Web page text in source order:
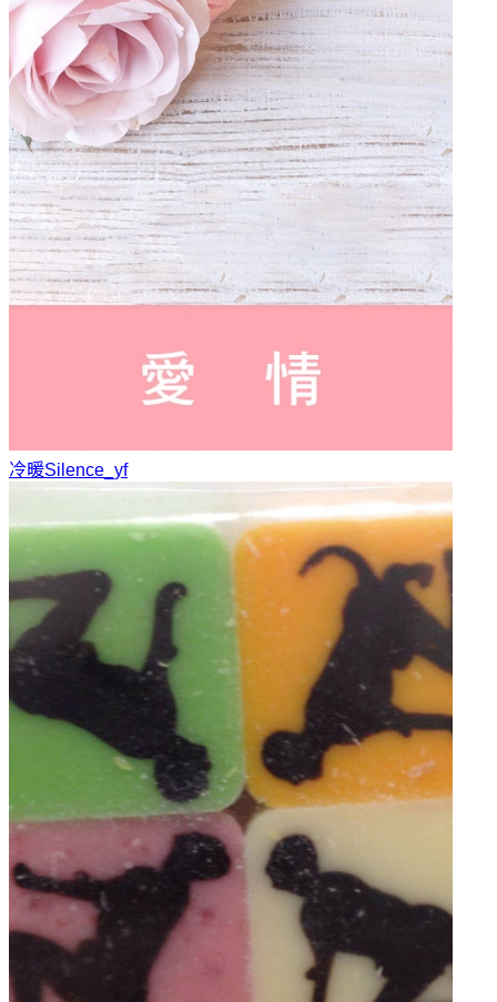
冷暖Silence_yf